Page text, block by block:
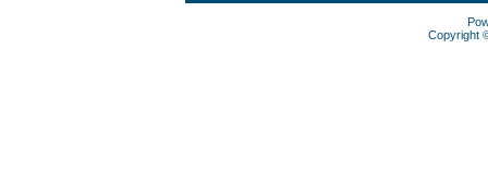
Copyright